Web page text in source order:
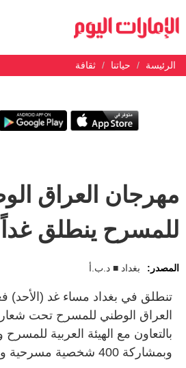
الرئيسة حياتنا ثقافة
مهرجان العراق
للمسرح ينطلق غداً
المصدر: بغداد ■ د.ب.أ
تنطلق في بغداد مساء غد (الأحد)
العراق الوطني للمسرح تحت
بالتعاون مع الهيئة العربية
وبمشاركة 400 شخصية مسرحية وثقافية وفنية عراقية.